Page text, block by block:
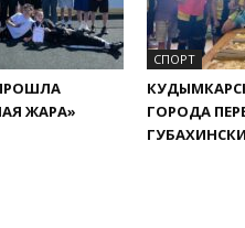
ЖАРА»
СПОРТ
ГОРОДА